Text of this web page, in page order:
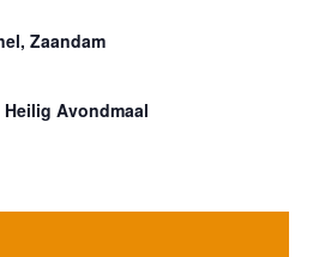
Zaandam
Heilig Avondmaal